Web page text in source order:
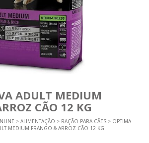
ADULT MEDIUM
CÃO 12 KG
> ALIMENTAÇÃO > RAÇÃO PARA CÃES > OPTIMA
MEDIUM FRANGO & ARROZ CÃO 12 KG